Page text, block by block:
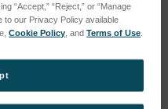
“Accept,” “Reject,” or “Manage
to our Privacy Policy available
Cookie Policy , andTerms of Use